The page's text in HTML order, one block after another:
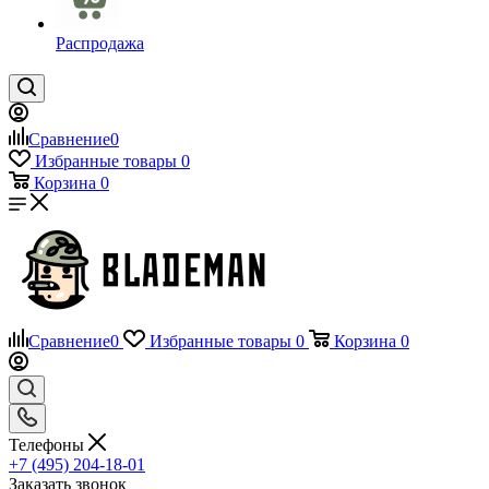
Распродажа
Сравнение0
Избранные товары 0
Корзина 0
Сравнение0 Избранные товары 0 Корзина 0
Телефоны
+7 (495) 204-18-01
Заказать звонок